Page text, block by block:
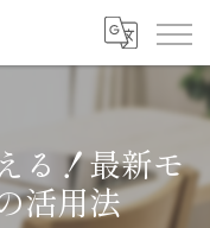
る！最新モ
活用法